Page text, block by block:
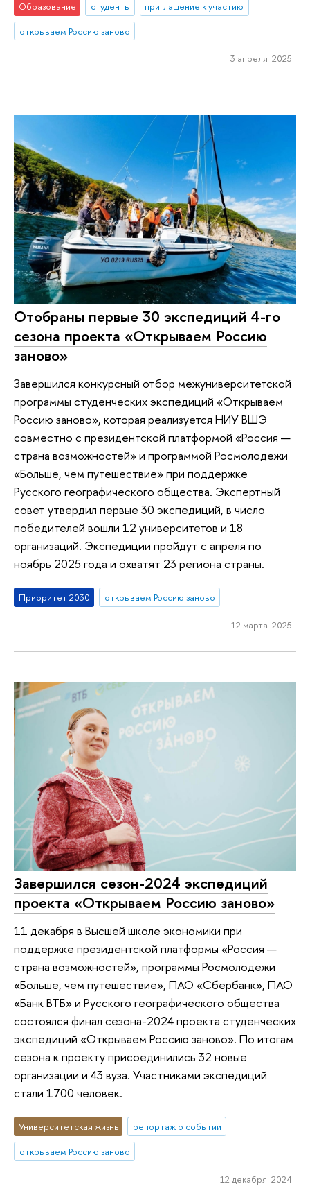
Образование студенты
приглашение к участию
открываем Россию заново
3 апреля 2025
Отобраны первые 30 экспедиций 4-го
сезона проекта «Открываем Россию
заново»
Завершился конкурсный отбор межуниверситетской
программы студенческих экспедиций «Открываем
Россию заново», которая реализуется НИУ ВШЭ
совместно с президентской платформой «Россия —
страна возможностей» и программой Росмолодежи
«Больше, чем путешествие» при поддержке
Русского географического общества. Экспертный
совет утвердил первые 30 экспедиций, в число
победителей вошли 12 университетов и 18
организаций. Экспедиции пройдут с апреля по
ноябрь 2025 года и охватят 23 региона страны.
Приоритет 2030 открываем Россию заново
12 марта 2025
Завершился сезон-2024 экспедиций
проекта «Открываем Россию заново»
11 декабря в Высшей школе экономики при
поддержке президентской платформы «Россия —
страна возможностей», программы Росмолодежи
«Больше, чем путешествие», ПАО «Сбербанк», ПАО
«Банк ВТБ» и Русского географического общества
состоялся финал сезона-2024 проекта студенческих
экспедиций «Открываем Россию заново». По итогам
сезона к проекту присоединились 32 новые
организации и 43 вуза. Участниками экспедиций
стали 1700 человек.
Университетская жизнь
репортаж о событии
открываем Россию заново
12 декабря 2024